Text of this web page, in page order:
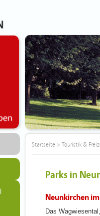
Startseite> Touristik &
Parks in
Neunkirchen
Das